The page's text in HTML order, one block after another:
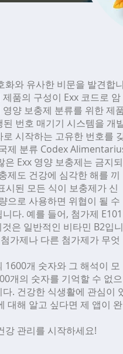
화와 유사한 비문을 발견합니
제품의 구성이 Exx 코드로 암
양 보충제 분류를 위한 제
번호 매기기 시스템을 개
시작하는 고유한 번호를
제 분류 Codex
Exx 영양 보충제는 금지되
제도 건강에 심각한 해를 끼
시된 모든 식이 보충제가 신
으로 사용하면 위협이 될 수
다. 예를 들어, 첨가제 E101
은 일반적인 비타민 B2입니
가제나 다른 첨가제가 무엇
1600개 숫자와 그 해석이 모
개의 숫자를 기억할 수 없으
. 건강한 식생활에 관심이
대해 알고 싶다면 제 앱이 완
강 관리를 시작하세요!